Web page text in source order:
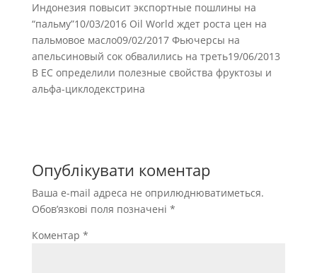
Индонезия повысит экспортные пошлины на
“пальму”10/03/2016 Oil World ждет роста цен на
пальмовое масло09/02/2017 Фьючерсы на
апельсиновый сок обвалились на треть19/06/2013
В ЕС определили полезные свойства фруктозы и
альфа-циклодекстрина
Опублікувати коментар
Ваша e-mail адреса не оприлюднюватиметься.
Обов’язкові поля позначені *
Коментар *